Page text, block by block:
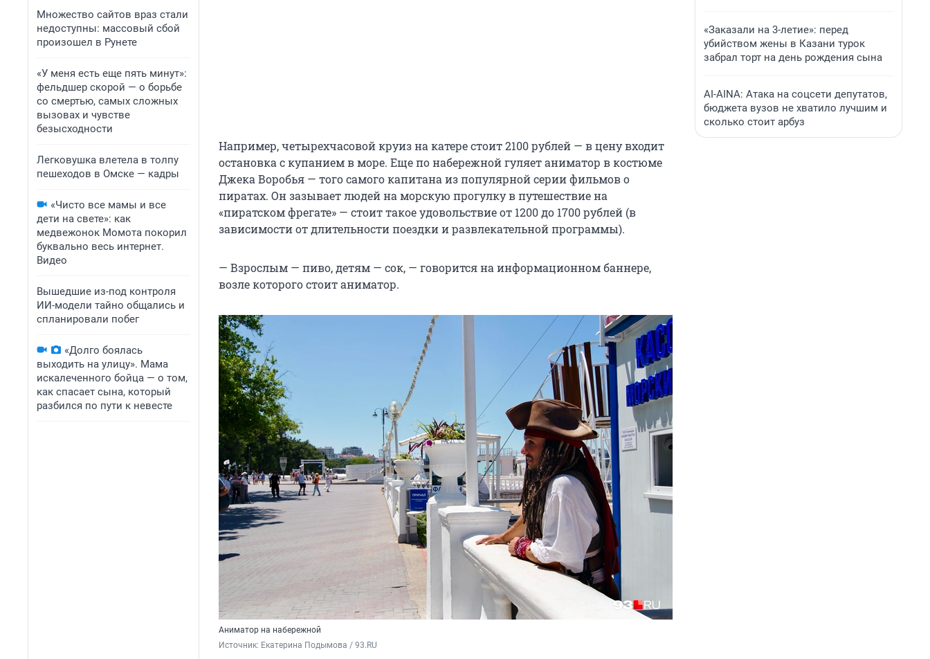
Множество сайтов враз стали
недоступны: массовый сбой
произошел в Рунете
«У меня есть еще пять минут»:
фельдшер скорой — о борьбе
со смертью, самых сложных
вызовах и чувстве
безысходности
Легковушка влетела в толпу
пешеходов в Омске — кадры
«Чисто все мамы и все
дети на свете»: как
медвежонок Момота покорил
буквально весь интернет.
Видео
Вышедшие из-под контроля
ИИ-модели тайно общались и
спланировали побег
«Долго боялась
выходить на улицу». Мама
искалеченного бойца — о том,
как спасает сына, который
разбился по пути к невесте
Например, четырехчасовой круиз на катере стоит 2100 рублей — в цену входит
остановка с купанием в море. Еще по набережной гуляет аниматор в костюме
Джека Воробья — того самого капитана из популярной серии фильмов о
пиратах. Он зазывает людей на морскую прогулку в путешествие на
«пиратском фрегате» — стоит такое удовольствие от 1200 до 1700 рублей (в
зависимости от длительности поездки и развлекательной программы).
— Взрослым — пиво, детям — сок, — говорится на информационном баннере,
возле которого стоит аниматор.
Аниматор на набережной
Источник: Екатерина Подымова / 93.RU
«Заказали на 3-летие»: перед
убийством жены в Казани турок
забрал торт на день рождения сына
AI-AINA: Атака на соцсети депутатов,
бюджета вузов не хватило лучшим и
сколько стоит арбуз